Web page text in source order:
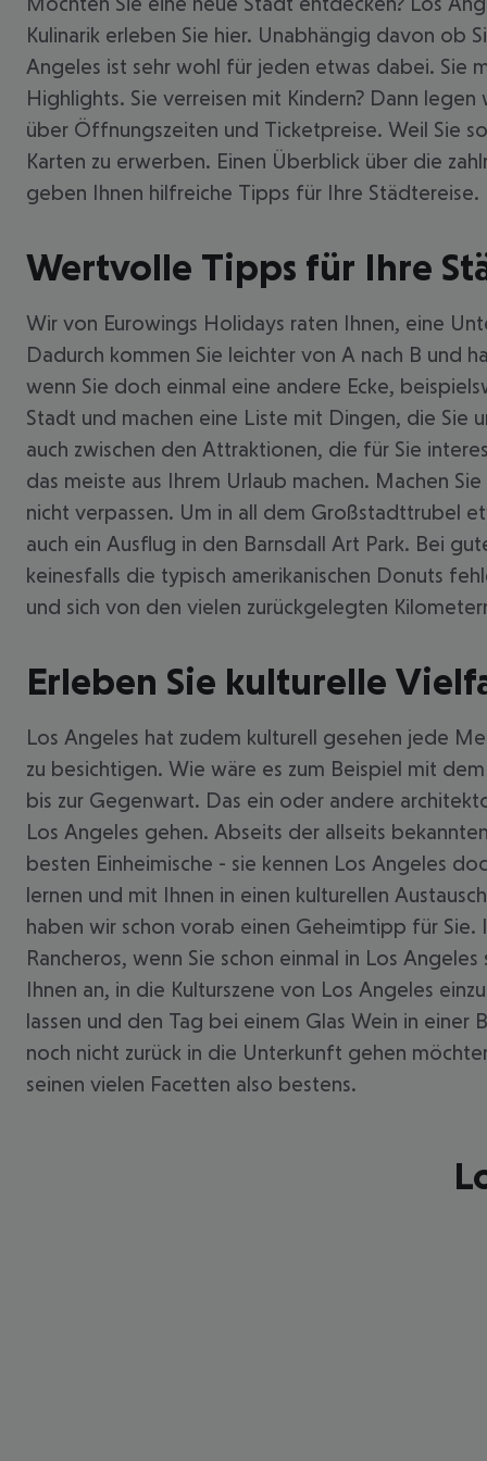
Kulinarik erleben Sie hier. Unabhängig davon ob
Angeles ist sehr wohl für jeden etwas dabei. Sie
Highlights. Sie verreisen mit Kindern? Dann
über Öffnungszeiten und Ticketpreise. Weil Sie
Karten zu erwerben. Einen Überblick über die
geben Ihnen hilfreiche Tipps für Ihre Städtereise.
Wertvolle Tipps für Ihre
Wir von Eurowings Holidays raten Ihnen, eine
Dadurch kommen Sie leichter von A nach B und
wenn Sie doch einmal eine andere Ecke,
Stadt und machen eine Liste mit Dingen, die Sie
auch zwischen den Attraktionen, die für Sie
das meiste aus Ihrem Urlaub machen. Machen
nicht verpassen. Um in all dem Großstadttrubel
auch ein Ausflug in den Barnsdall Art Park. Bei
keinesfalls die typisch amerikanischen Donuts
und sich von den vielen zurückgelegten
Erleben Sie kulturelle
Los Angeles hat zudem kulturell gesehen jede
zu besichtigen. Wie wäre es zum Beispiel mit
bis zur Gegenwart. Das ein oder andere
Los Angeles gehen. Abseits der allseits
besten Einheimische - sie kennen Los Angeles
lernen und mit Ihnen in einen kulturellen
haben wir schon vorab einen Geheimtipp für
Rancheros, wenn Sie schon einmal in Los
Ihnen an, in die Kulturszene von Los Angeles
lassen und den Tag bei einem Glas Wein in einer
noch nicht zurück in die Unterkunft gehen
seinen vielen Facetten also bestens.